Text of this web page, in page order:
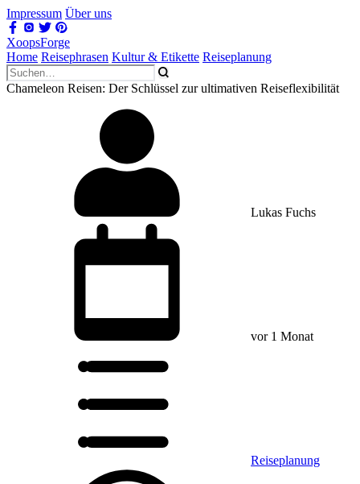
Impressum Über uns
XoopsForge
Home Reisephrasen Kultur & Etikette Reiseplanung
Chameleon Reisen: Der Schlüssel zur ultimativen Reiseflexibilität
Lukas Fuchs
vor 1 Monat
Reiseplanung